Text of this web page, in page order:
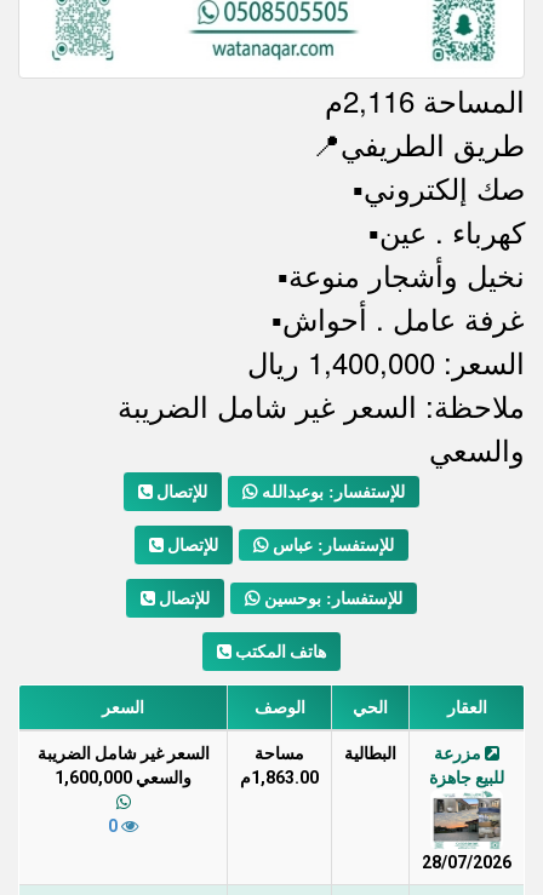
المساحة 2,116م
📍طريق الطريفي
▪️صك إلكتروني
▪️كهرباء . عين
▪️نخيل وأشجار منوعة
▪️غرفة عامل . أحواش
السعر: 1,400,000 ريال
ملاحظاتملاحظة: السعر غير شامل الضريبة
والسعي
للإتصال للإستفسار: بوعبدالله
للإتصال للإستفسار: عباس
للإتصال للإستفسار: بوحسين
هاتف المكتب
العقار الحي الوصف السعر
مزرعة
للبيع جاهزة
28/07/2026
البطالية
مساحة
1,863.00م
السعر غير شامل الضريبة
والسعي 1,600,000